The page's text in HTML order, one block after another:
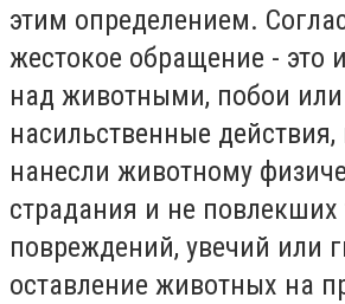
этим определением.
жестокое обращение - это
над животными, побои
насильственные действия,
нанесли животному
страдания и не повлекших
повреждений, увечий или
оставление животных на